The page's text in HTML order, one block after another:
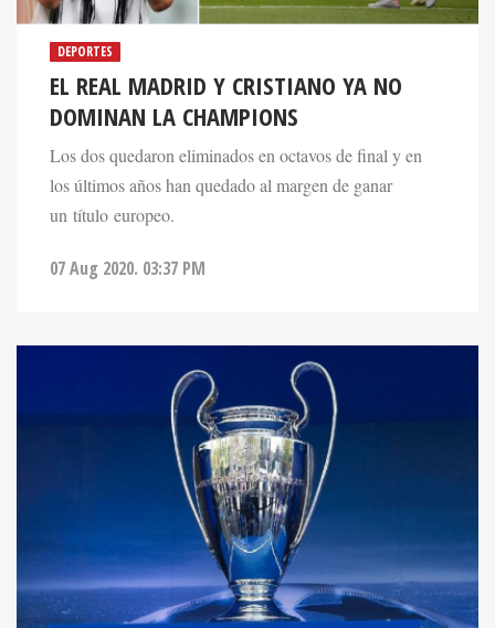
DEPORTES
EL REAL MADRID Y CRISTIANO YA NO
DOMINAN LA CHAMPIONS
Los dos quedaron eliminados en octavos de final y en
los últimos años han quedado al margen de ganar
un título europeo.
07 Aug 2020. 03:37 PM